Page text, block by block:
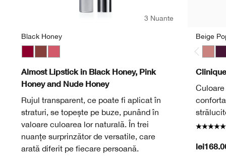
3 Nuante
Black Honey
Almost Lipstick in Black Honey, Pink
Honey and Nude Honey
Rujul transparent, ce poate fi aplicat în
straturi, se topește pe buze, punând în
valoare culoarea lor naturală. În trei
nuanțe surprinzător de versatile, care
arată diferit pe fiecare persoană.
Beige